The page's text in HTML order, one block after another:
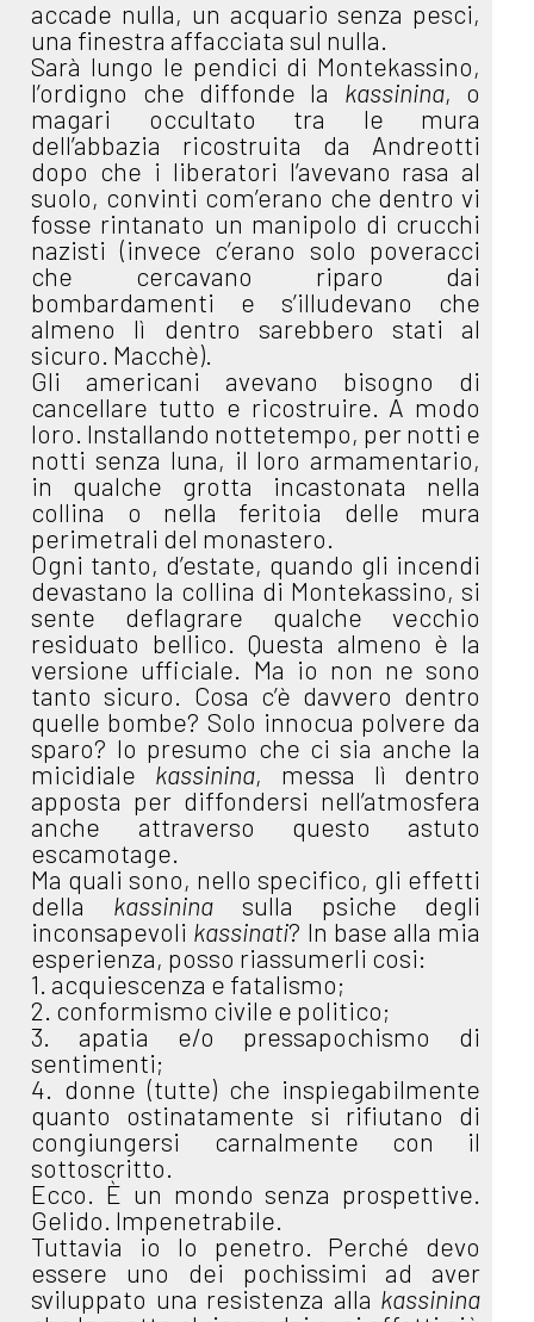
accade nulla, un acquario senza pesci,
una finestra affacciata sul nulla.
Sarà lungo le pendici di Montekassino,
l’ordigno che diffonde la kassinina, o
magari occultato tra le mura
dell’abbazia ricostruita da Andreotti
dopo che i liberatori l’avevano rasa al
suolo, convinti com’erano che dentro vi
fosse rintanato un manipolo di crucchi
nazisti (invece c’erano solo poveracci
che cercavano riparo dai
bombardamenti e s’illudevano che
almeno lì dentro sarebbero stati al
sicuro. Macchè).
Gli americani avevano bisogno di
cancellare tutto e ricostruire. A modo
loro. Installando nottetempo, per notti e
notti senza luna, il loro armamentario,
in qualche grotta incastonata nella
collina o nella feritoia delle mura
perimetrali del monastero.
Ogni tanto, d’estate, quando gli incendi
devastano la collina di Montekassino, si
sente deflagrare qualche vecchio
residuato bellico. Questa almeno è la
versione ufficiale. Ma io non ne sono
tanto sicuro. Cosa c’è davvero dentro
quelle bombe? Solo innocua polvere da
sparo? Io presumo che ci sia anche la
micidiale kassinina, messa lì dentro
apposta per diffondersi nell’atmosfera
anche attraverso questo astuto
escamotage.
Ma quali sono, nello specifico, gli effetti
della kassininasulla psiche degli
inconsapevoli kassinati? In base alla mia
esperienza, posso riassumerli cosi:
1. acquiescenza e fatalismo;
2. conformismo civile e politico;
3. apatia e/o pressapochismo di
sentimenti;
4. donne (tutte) che inspiegabilmente
quanto ostinatamente si rifiutano di
congiungersi carnalmente con il
sottoscritto.
Ecco. È un mondo senza prospettive.
Gelido. Impenetrabile.
Tuttavia io lo penetro. Perché devo
essere uno dei pochissimi ad aver
sviluppato una resistenza alla kassinina